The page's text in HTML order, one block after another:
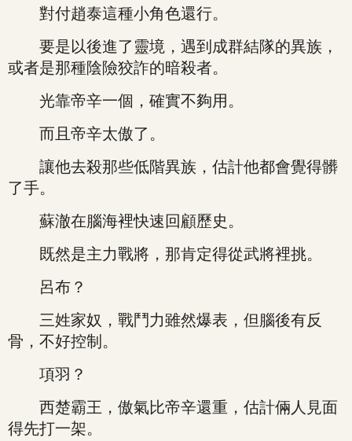
對付趙泰這種小角色還行。
要是以後進了靈境，遇到成群結隊的異族，
或者是那種陰險狡詐的暗殺者。
光靠帝辛一個，確實不夠用。
而且帝辛太傲了。
讓他去殺那些低階異族，估計他都會覺得髒
了手。
蘇澈在腦海裡快速回顧歷史。
既然是主力戰將，那肯定得從武將裡挑。
呂布？
三姓家奴，戰鬥力雖然爆表，但腦後有反
骨，不好控制。
項羽？
西楚霸王，傲氣比帝辛還重，估計倆人見面
得先打一架。